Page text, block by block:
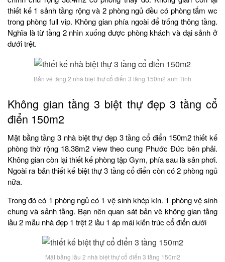
thiết kế 1 sảnh tầng rộng và 2 phòng ngủ đều có phòng tắm wc
trong phòng full vip. Không gian phía ngoài để trống thông tầng.
Nghĩa là từ tầng 2 nhìn xuống được phòng khách và đại sảnh ở
dưới trệt.
Bản vẽ tầng 2 nhà biệt thự cổ điển 3 tầng 150m2 anh Tình
Không gian tầng 3 biệt thự đẹp 3 tầng cổ
điển 150m2
Mặt bằng tầng 3 nhà biệt thự đẹp 3 tầng cổ điển 150m2 thiết kế
phòng thờ rộng 18.38m2 view theo cung Phước Đức bên phải.
Không gian còn lại thiết kế phòng tập Gym, phía sau là sân phơi.
Ngoài ra bản thiết kế biệt thự 3 tầng cổ điển còn có 2 phòng ngủ
nữa.
Trong đó có 1 phòng ngủ có 1 vệ sinh khép kín. 1 phòng vệ sinh
chung và sảnh tầng. Bạn nên quan sát bản vẽ không gian tầng
lầu 2 mẫu nhà đẹp 1 trệt 2 lầu 1 áp mái kiến trúc cổ điển dưới
Mặt bằng lầu 2 nhà biệt thự cổ điển 3 tầng 150m2